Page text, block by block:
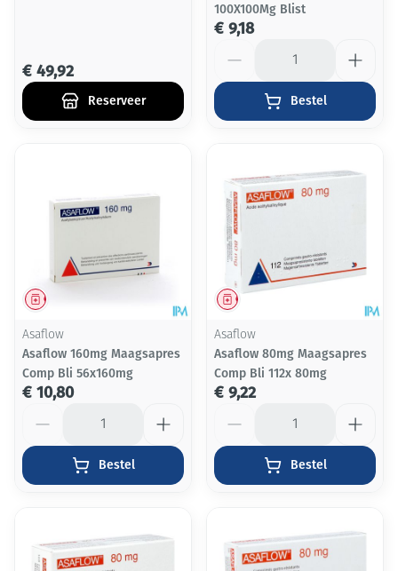
€ 49,92
Reserveer
100X100Mg Blist
€ 9,18
Bestel
Geneesmiddel
Asaflow
Asaflow 160mg Maagsapres
Comp Bli 56x160mg
€ 10,80
Bestel
Geneesmiddel
Asaflow
Asaflow 80mg Maagsapres
Comp Bli 112x 80mg
€ 9,22
Bestel